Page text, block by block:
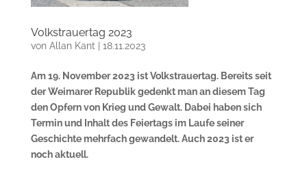
Volkstrauertag 2023
von Allan Kant | 18.11.2023
Am 19. November 2023 ist Volkstrauertag. Bereits seit
der Weimarer Republik gedenkt man an diesem Tag
den Opfern von Krieg und Gewalt. Dabei haben sich
Termin und Inhalt des Feiertags im Laufe seiner
Geschichte mehrfach gewandelt. Auch 2023 ist er
noch aktuell.